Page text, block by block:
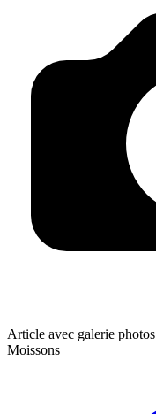
Article avec galerie photos
Moissons